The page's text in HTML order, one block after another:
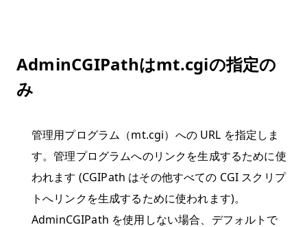
AdminCGIPathはmt.cgiの指定の
み
管理用プログラム（mt.cgi）への URL を指定しま
す。管理プログラムへのリンクを生成するために使
われます (CGIPath はその他すべての CGI スクリプ
トへリンクを生成するために使われます)。
AdminCGIPath を使用しない場合、デフォルトで